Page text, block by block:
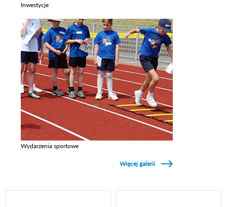
Inwestycje
Wydarzenia sportowe
Więcej galerii